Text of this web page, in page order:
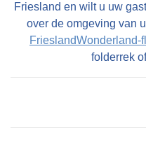
Friesland en wilt u uw
over de omgeving van
FrieslandWonderland-
folderrek